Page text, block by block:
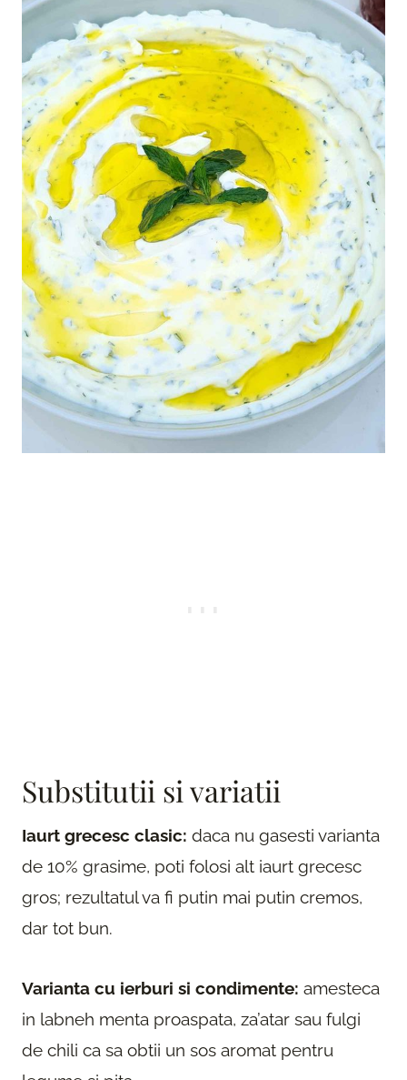
Substitutii si variatii
Iaurt grecesc clasic: daca nu gasesti varianta
de 10% grasime, poti folosi alt iaurt grecesc
gros; rezultatul va fi putin mai putin cremos,
dar tot bun.
Varianta cu ierburi si condimente: amesteca
in labneh menta proaspata, za’atar sau fulgi
de chili ca sa obtii un sos aromat pentru